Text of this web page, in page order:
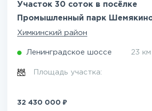
Участок 30 соток в посёлке
Промышленный парк
Химкинский район
Ленинградское шоссе 23
Площадь участка:
32 430 000 ₽